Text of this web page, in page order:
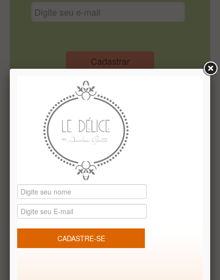
Cadastrar
Institucional
Quem Somos
Le Délice Atelier
Lista de comparação
Vale presentes
Produtos temáticos
REDES SOCIAIS